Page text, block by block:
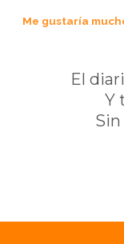
Me gustaría
El
Y